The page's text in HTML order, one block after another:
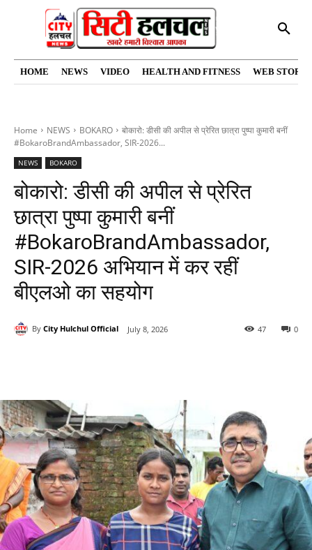
HOME NEWS VIDEO HEALTH AND FITNESS WEB
Home NEWS BOKARO
बोकारो: डीसी की अपील से प्रेरित छात्रा पुष्पा कुमारी बनीं
#BokaroBrandAmbassador, SIR-2026...
NEWS BOKARO
बोकारो: डीसी की अपील से प्रेरित
छात्रा पुष्पा कुमारी बनीं
#BokaroBrandAmbassador,
SIR-2026 अभियान में कर रहीं
बीएलओ का सहयोग
By City Hulchul Official July 8, 2026 0
47